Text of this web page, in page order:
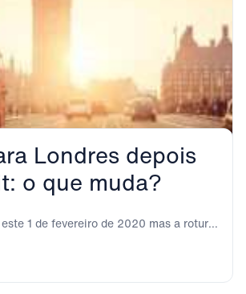
Londres depois
o que muda?
1 de fevereiro de 2020 mas a rotura